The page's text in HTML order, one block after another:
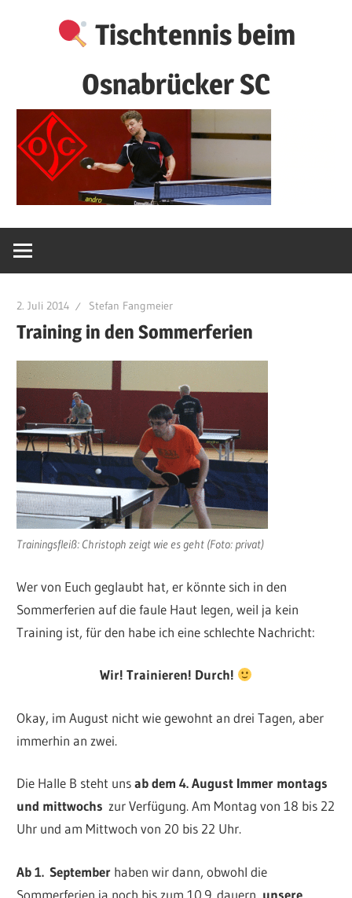
Tischtennis beim
Osnabrücker SC
2. Juli 2014 Stefan Fangmeier
Training in den Sommerferien
Trainingsfleiß: Christoph zeigt wie es geht (Foto: privat)
Wer von Euch geglaubt hat, er könnte sich in den
Sommerferien auf die faule Haut legen, weil ja kein
Training ist, für den habe ich eine schlechte Nachricht:
Wir! Trainieren! Durch!
Okay, im August nicht wie gewohnt an drei Tagen, aber
immerhin an zwei.
Die Halle B steht unsab dem 4. August Immer montags
und mittwochs zur Verfügung. Am Montag von 18 bis 22
Uhr und am Mittwoch von 20 bis 22 Uhr.
Ab 1. September haben wir dann, obwohl die
Sommerferien ja noch bis zum 10.9. dauern, unsere